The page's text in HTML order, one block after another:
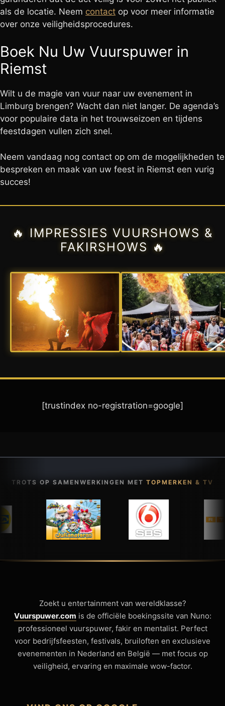
als de locatie. Neem contact op voor meer informatie
over onze veiligheidsprocedures.
Boek Nu Uw Vuurspuwer in
Riemst
Wilt u de magie van vuur naar uw evenement in
Limburg brengen? Wacht dan niet langer. De agenda’s
voor populaire data in het trouwseizoen en tijdens
feestdagen vullen zich snel.
Neem vandaag nog contact op om de mogelijkheden te
bespreken en maak van uw feest in Riemst een vurig
succes!
🔥 IMPRESSIES VUURSHOWS &
FAKIRSHOWS 🔥
[trustindex no-registration=google]
TROTS OP SAMENWERKINGEN MET TOPMERKEN & TV
Zoekt u entertainment van wereldklasse?
Vuurspuwer.com is de officiële boekingssite van Nuno:
professioneel vuurspuwer, fakir en mentalist. Perfect
voor bedrijfsfeesten, festivals, bruiloften en exclusieve
evenementen in Nederland en België — met focus op
veiligheid, ervaring en maximale wow-factor.